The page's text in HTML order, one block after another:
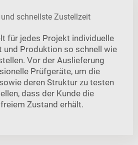
schnellste Zustellzeit
für jedes Projekt individuelle
und Produktion so schnell wie
Vor der Auslieferung
Prüfgeräte, um die
deren Struktur zu testen
dass der Kunde die
Zustand erhält.